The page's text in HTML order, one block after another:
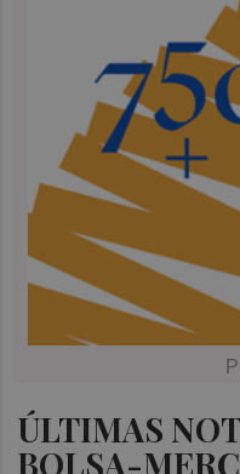
ÚLTIMAS
BOLSA-